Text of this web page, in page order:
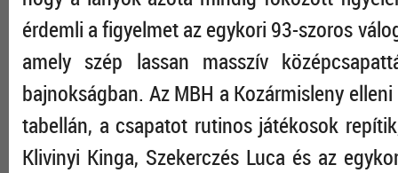
érdemli a figyelmet az egykori 93-szoros
amely szép lassan masszív
bajnokságban. Az MBH a Kozármisleny
tabellán, a csapatot rutinos játékosok
Klivinyi Kinga, Szekerczés Luca és az